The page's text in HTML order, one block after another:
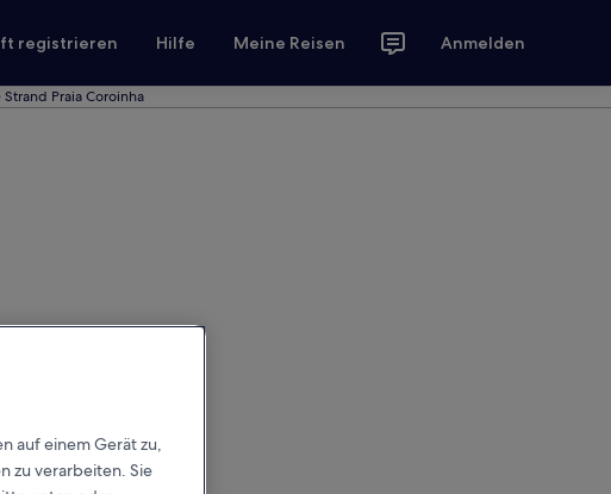
registrieren Hilfe Meine Reisen Anmelden
Praia Coroinha
auf einem Gerät zu,
zu verarbeiten. Sie